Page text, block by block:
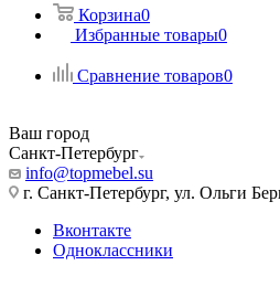
Корзина0
Избранные товары0
Сравнение товаров0
Ваш город
Санкт-Петербург
info@topmebel.su
г. Санкт-Петербург, ул. Ольги
Вконтакте
Одноклассники